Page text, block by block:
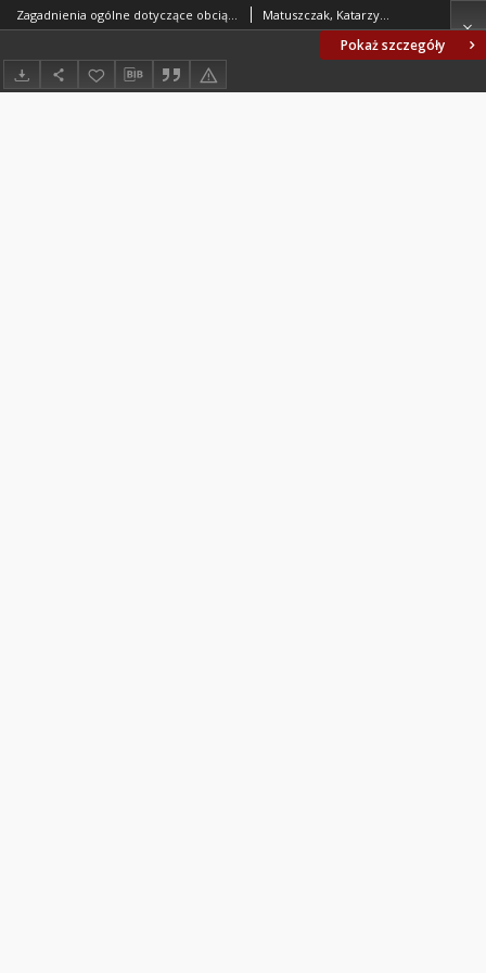
Pokaż szczegóły
Zagadnienia ogólne dotyczące obciążenia środowiska w cyklu życia elektrowni wiatrowej Matuszczak, Katarzyna; Flizikowski, Józef (1951- )